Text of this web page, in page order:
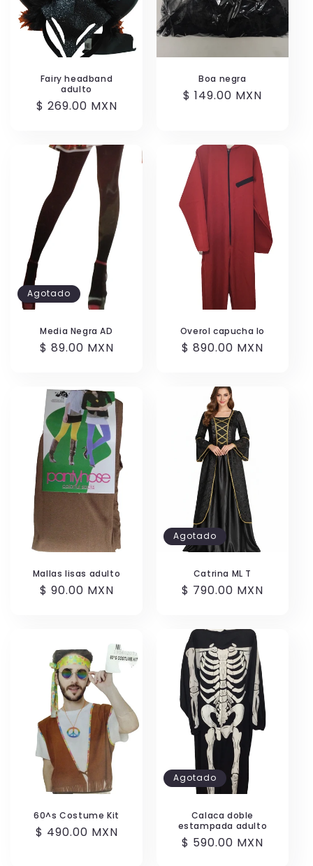
Fairy headband
adulto
Precio
$ 269.00 MXN
Boa negra
Precio
$ 149.00 MXN
Agotado
Media Negra AD
Precio
$ 89.00 MXN
Overol capucha lo
Precio
$ 890.00 MXN
Mallas lisas adulto
Precio
$ 90.00 MXN
Agotado
Catrina ML T
Precio
$ 790.00 MXN
60^s Costume Kit
Precio
$ 490.00 MXN
Agotado
Calaca doble
estampada adulto
Precio
$ 590.00 MXN